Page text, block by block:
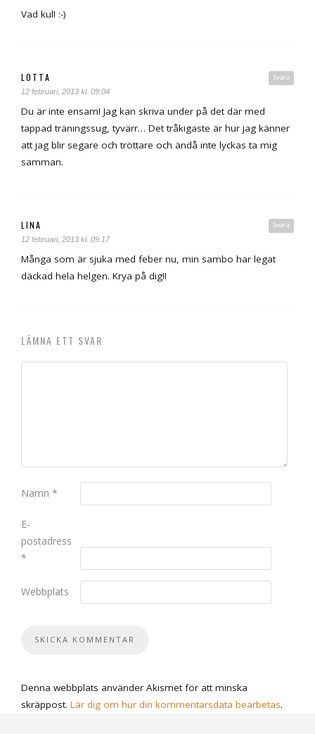
Vad kul! :-)
Svara
LOTTA
12 februari, 2013 kl. 09:04
Du är inte ensam! Jag kan skriva under på det där med
tappad träningssug, tyvärr… Det tråkigaste är hur jag känner
att jag blir segare och tröttare och ändå inte lyckas ta mig
samman.
Svara
LINA
12 februari, 2013 kl. 09:17
Många som är sjuka med feber nu, min sambo har legat
däckad hela helgen. Krya på dig!!
LÄMNA ETT SVAR
Namn *
E-
postadress
*
Webbplats
Denna webbplats använder Akismet för att minska
skräppost. Lär dig om hur din kommentarsdata bearbetas.